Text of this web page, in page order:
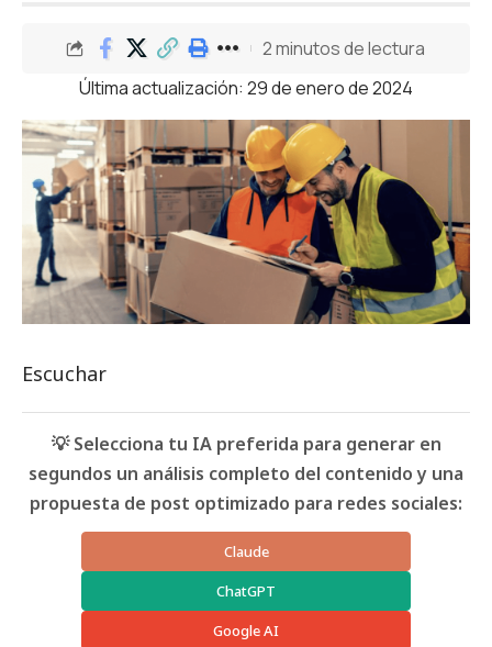
Última actualización: 29 de enero de 2024
2 minutos de lectura
Escuchar
💡 Selecciona tu IA preferida para generar en
segundos un análisis completo del contenido y una
propuesta de post optimizado para redes sociales:
Claude
ChatGPT
Google AI